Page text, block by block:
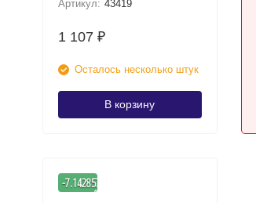
Артикул: 43419
1 107 ₽
Осталось несколько штук
В корзину
-
-7.1428571428571
%